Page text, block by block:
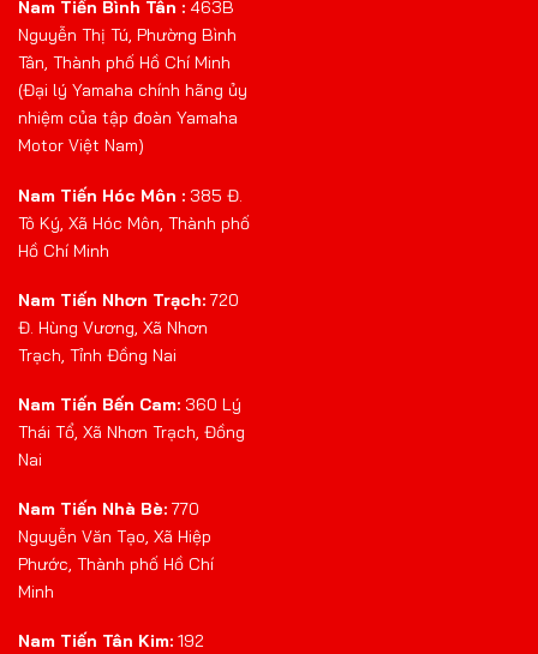
Nam Tiến Bình Tân : 463B
Nguyễn Thị Tú, Phường Bình
Tân, Thành phố Hồ Chí Minh
(Đại lý Yamaha chính hãng ủy
nhiệm của tập đoàn Yamaha
Motor Việt Nam)
Nam Tiến Hóc Môn : 385 Đ.
Tô Ký, Xã Hóc Môn, Thành phố
Hồ Chí Minh
Nam Tiến Nhơn Trạch: 720
Đ. Hùng Vương, Xã Nhơn
Trạch, Tỉnh Đồng Nai
Nam Tiến Bến Cam: 360 Lý
Thái Tổ, Xã Nhơn Trạch, Đồng
Nai
Nam Tiến Nhà Bè: 770
Nguyễn Văn Tạo, Xã Hiệp
Phước, Thành phố Hồ Chí
Minh
Nam Tiến Tân Kim: 192